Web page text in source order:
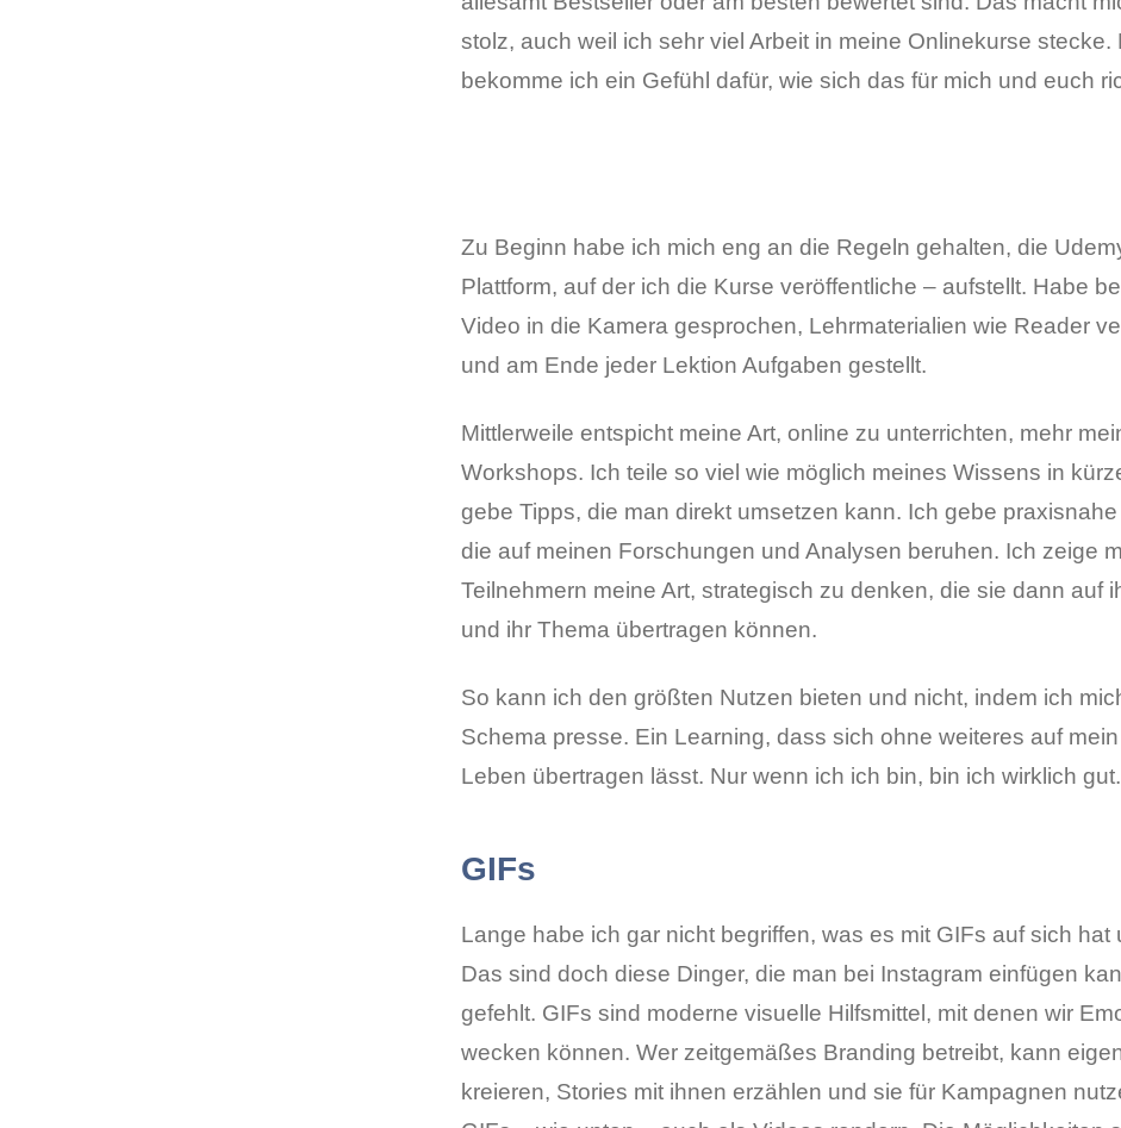
stolz, auch weil ich sehr viel Arbeit in meine Onlinekurse stecke.
bekomme ich ein Gefühl dafür, wie sich das für mich und euch
Zu Beginn habe ich mich eng an die Regeln gehalten, die
Plattform, auf der ich die Kurse veröffentliche – aufstellt. Habe
Video in die Kamera gesprochen, Lehrmaterialien wie Reader
und am Ende jeder Lektion Aufgaben gestellt.
Mittlerweile entspicht meine Art, online zu unterrichten, mehr
Workshops. Ich teile so viel wie möglich meines Wissens in
gebe Tipps, die man direkt umsetzen kann. Ich gebe
die auf meinen Forschungen und Analysen beruhen. Ich zeige
Teilnehmern meine Art, strategisch zu denken, die sie dann auf
und ihr Thema übertragen können.
So kann ich den größten Nutzen bieten und nicht, indem ich
Schema presse. Ein Learning, dass sich ohne weiteres auf
Leben übertragen lässt. Nur wenn ich ich bin, bin ich wirklich gut.
GIFs
Lange habe ich gar nicht begriffen, was es mit GIFs auf sich hat
Das sind doch diese Dinger, die man bei Instagram einfügen
gefehlt. GIFs sind moderne visuelle Hilfsmittel, mit denen wir
wecken können. Wer zeitgemäßes Branding betreibt, kann
kreieren, Stories mit ihnen erzählen und sie für Kampagnen